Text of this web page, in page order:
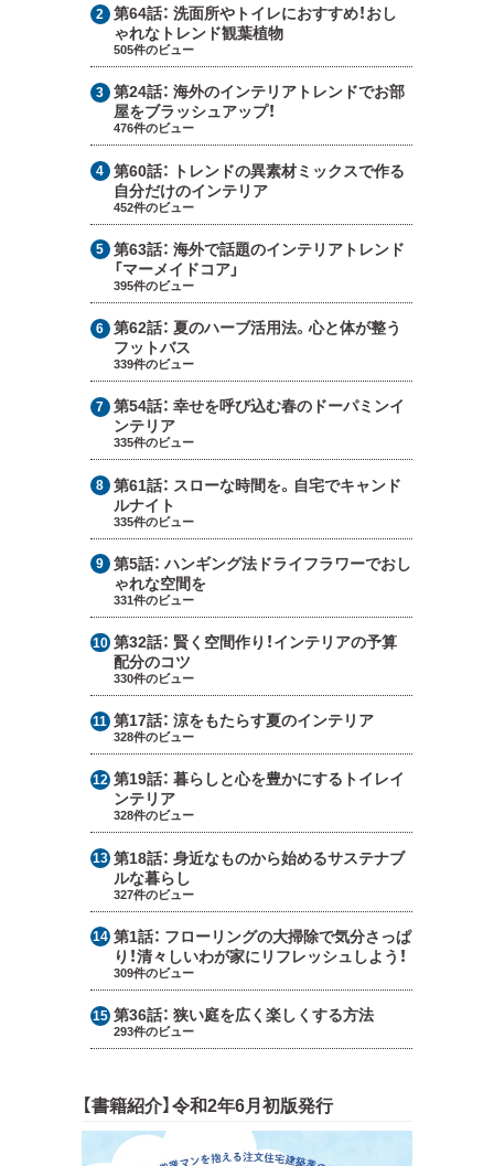
第64話：洗面所やトイレにおすすめ！おし
ゃれなトレンド観葉植物
505件のビュー
第24話：海外のインテリアトレンドでお部
屋をブラッシュアップ！
476件のビュー
第60話： トレンドの異素材ミックスで作る
自分だけのインテリア
452件のビュー
第63話：海外で話題のインテリアトレンド
「マーメイドコア」
395件のビュー
第62話：夏のハーブ活用法。心と体が整う
フットバス
339件のビュー
第54話：幸せを呼び込む春のドーパミンイ
ンテリア
335件のビュー
第61話： スローな時間を。自宅でキャンド
ルナイト
335件のビュー
第5話：ハンギング法ドライフラワーでおし
ゃれな空間を
331件のビュー
第32話： 賢く空間作り！インテリアの予算
配分のコツ
330件のビュー
第17話：涼をもたらす夏のインテリア
328件のビュー
第19話：暮らしと心を豊かにするトイレイ
ンテリア
328件のビュー
第18話：身近なものから始めるサステナブ
ルな暮らし
327件のビュー
第1話： フローリングの大掃除で気分さっぱ
り！清々しいわが家にリフレッシュしよう！
309件のビュー
第36話：狭い庭を広く楽しくする方法
293件のビュー
【書籍紹介】令和2年6月初版発行